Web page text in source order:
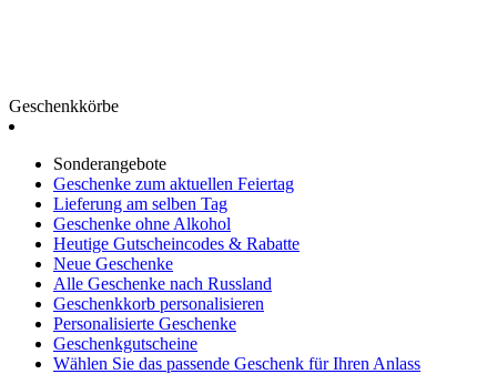
Geschenkkörbe
Sonderangebote
Geschenke zum aktuellen Feiertag
Lieferung am selben Tag
Geschenke ohne Alkohol
Heutige Gutscheincodes & Rabatte
Neue Geschenke
Alle Geschenke nach Russland
Geschenkkorb personalisieren
Personalisierte Geschenke
Geschenkgutscheine
Wählen Sie das passende Geschenk für Ihren Anlass